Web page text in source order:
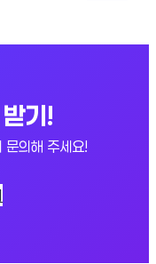
기!
문의해 주세요!